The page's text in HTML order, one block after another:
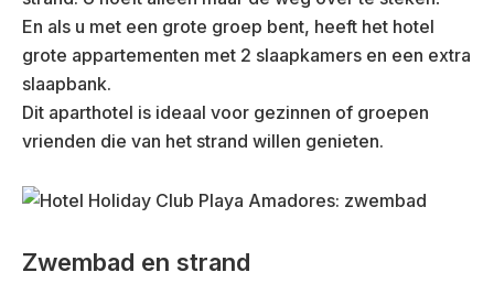
En als u met een grote groep bent, heeft het hotel
grote appartementen met 2 slaapkamers en een extra
slaapbank.
Dit aparthotel is ideaal voor gezinnen of groepen
vrienden die van het strand willen genieten.
Zwembad en strand